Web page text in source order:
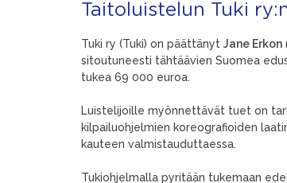
Taitoluistelun Tuki
Tuki ry (Tuki) on päättänyt Jane Erkon
sitoutuneesti tähtäävien Suomea
tukea 69 000 euroa.
Luistelijoille myönnettävät tuet on
kilpailuohjelmien koreografioiden
kauteen valmistauduttaessa.
Tukiohjelmalla pyritään tukemaan